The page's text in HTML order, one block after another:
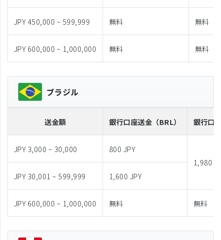
JPY 450,000 ~ 599,999 無料 無料
JPY 600,000 ~ 1,000,000 無料 無料
ブラジル
送金額 銀行口座送金 （BRL） 銀行口
JPY 3,000 ~ 30,000
800 JPY
1,980
JPY 30,001 ~ 599,999
1,600 JPY
JPY 600,000 ~ 1,000,000 無料 無料